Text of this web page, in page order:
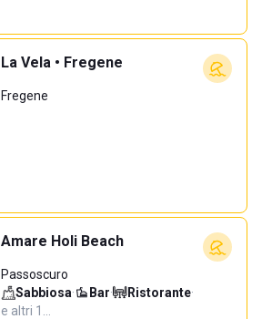
La Vela • Fregene
Fregene
Amare Holi Beach
Passoscuro
Sabbiosa· Bar· Ristorante·
e altri 1…